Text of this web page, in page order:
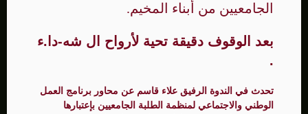
الجامعيين من أبناء المخيم.
بعد الوقوف دقيقة تحية لأرواح ال شه-دا.ء
.
تحدث في الندوة الرفيق علاء قاسم عن محاور برنامج العمل
الوطني والاجتماعي لمنظمة الطلبة الجامعيين بإعتبارها